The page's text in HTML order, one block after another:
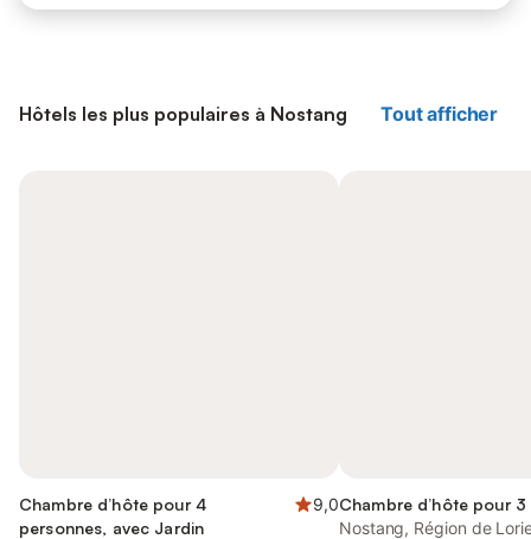
Hôtels les plus populaires à Nostang Tout afficher
Chambre d’hôte pour 4
personnes, avec Jardin
9,0Chambre d’hôte pour
Nostang, Région de